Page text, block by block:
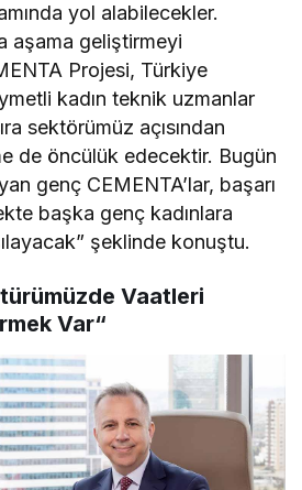
yol alabilecekler.
aşama geliştirmeyi
Projesi, Türkiye
kadın teknik uzmanlar
sektörümüz açısından
de öncülük edecektir. Bugün
genç CEMENTA’lar, başarı
başka genç kadınlara
şeklinde konuştu.
Vaatleri
Var“